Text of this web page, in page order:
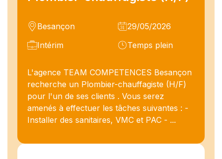
Besançon
29/05/2026
Intérim
Temps plein
L'agence TEAM COMPETENCES Besançon
recherche un Plombier-chauffagiste (H/F)
pour l'un de ses clients . Vous serez
amenés à effectuer les tâches suivantes : -
Installer des sanitaires, VMC et PAC - ...